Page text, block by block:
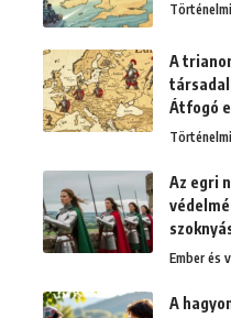
A
Átfogó
Az egri
Ember és
A